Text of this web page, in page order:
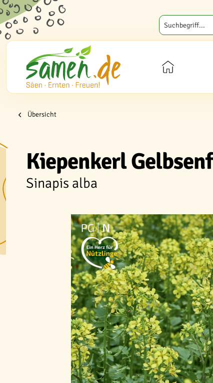
Übersicht
Kiepenkerl
Sinapis alba